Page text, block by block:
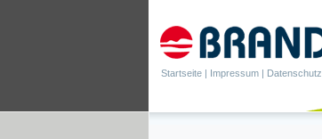
Startseite | Impressum | Datenschutz